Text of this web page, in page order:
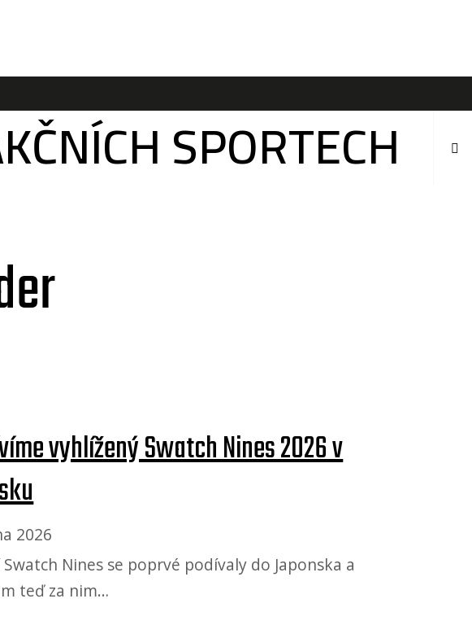
SPORTECH
vyhlížený Swatch Nines 2026 v
2026
Nines se poprvé podívaly do Japonska a
teď za nim…